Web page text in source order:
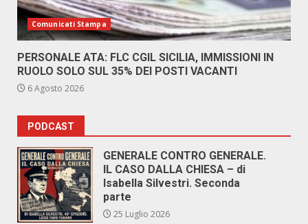
Comunicati Stampa
PERSONALE ATA: FLC CGIL SICILIA, IMMISSIONI IN
RUOLO SOLO SUL 35% DEI POSTI VACANTI
6 Agosto 2026
PODCAST
GENERALE CONTRO GENERALE.
IL CASO DALLA CHIESA – di
Isabella Silvestri. Seconda
parte
25 Luglio 2026